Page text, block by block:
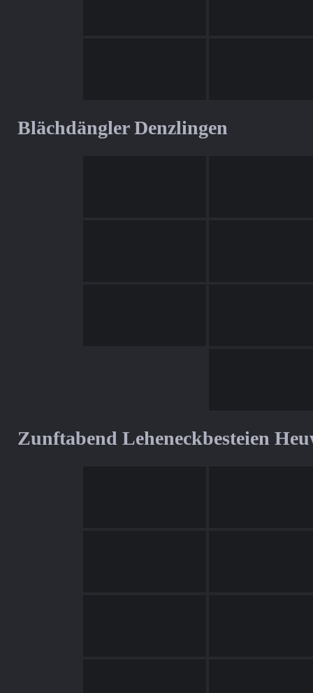
Blächdängler Denzlingen
Zunftabend Leheneckbesteien